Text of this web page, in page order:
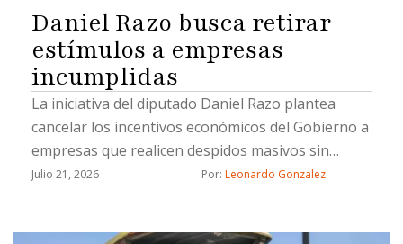
Daniel Razo busca retirar
estímulos a empresas
incumplidas
La iniciativa del diputado Daniel Razo plantea
cancelar los incentivos económicos del Gobierno a
empresas que realicen despidos masivos sin
previo aviso o incumplan de forma reiterada con
Julio 21, 2026 Por: Leonardo Gonzalez